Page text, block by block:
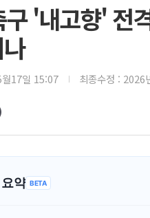
'내고향' 전
17일 15:07 최종수정 : 2026
약 BETA